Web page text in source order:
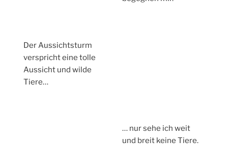
Der Aussichtsturm
verspricht eine tolle
Aussicht und wilde
Tiere…
… nur sehe ich weit
und breit keine Tiere.